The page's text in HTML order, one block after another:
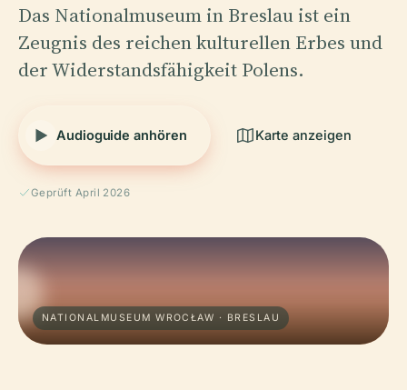
Das Nationalmuseum in Breslau ist ein
Zeugnis des reichen kulturellen Erbes und
der Widerstandsfähigkeit Polens.
Audioguide anhören Karte anzeigen
Geprüft April 2026
NATIONALMUSEUM WROCŁAW · BRESLAU